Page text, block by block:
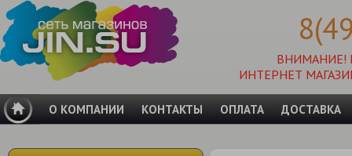
ВНИМАНИЕ!
ИНТЕРНЕТ
О КОМПАНИИ КОНТАКТЫ ОПЛАТА ДОСТАВКА